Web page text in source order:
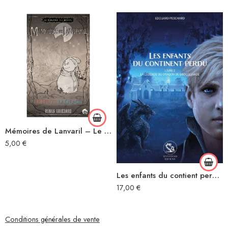
Mémoires de Lanvaril – Le Feu et la Glace
5,00 €
Les enfants du contient perdu, Tome 2 : La légende du dragon de Brocéliande
17,00 €
Conditions générales de vente